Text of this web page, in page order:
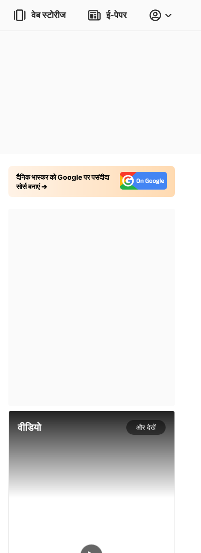
वेब स्टोरीज ई-पेपर
दैनिक भास्कर को Google पर पसंदीदा
सोर्स बनाएं ➔
वीडियो और देखें